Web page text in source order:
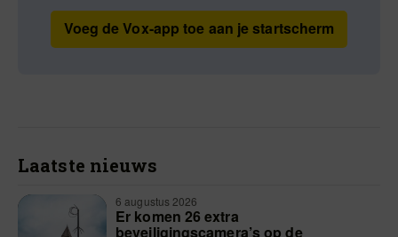
Voeg de Vox-app toe aan je startscherm
Laatste nieuws
6 augustus 2026
Er komen 26 extra
beveiligingscamera’s op de